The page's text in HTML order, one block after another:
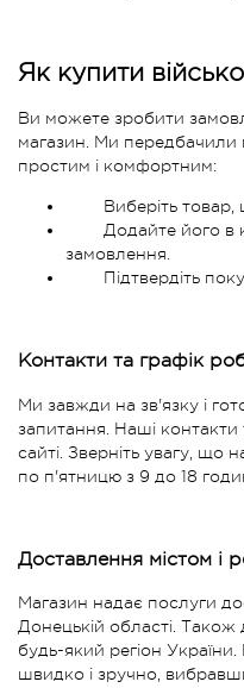
Як купити
Ви можете зробити
магазин. Ми
простим і комфортним:
Виберіть товар,
Додайте його в
замовлення.
Підтвердіть
Контакти та графік
Ми завжди на зв'язку і
запитання. Наші контакти
сайті. Зверніть увагу, що
по п'ятницю з 9 до 18
Доставлення містом і
Магазин надає послуги
Донецькій області.
будь-який регіон
швидко і зручно,